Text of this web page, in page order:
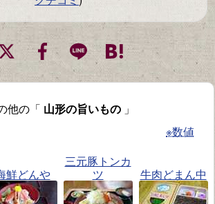
他の「 山形の旨いもの 」
※数値
鮮どんや
三元豚トンカ
ツ
牛肉どまん中